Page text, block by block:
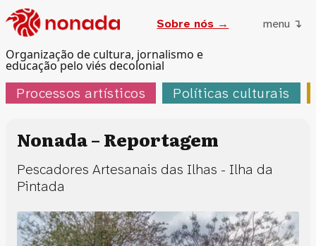
Organização de cultura, jornalismo e
educação pelo viés decolonial
Sobre nós → menu ↴
Processos artísticos Políticas culturais
Nonada – Reportagem
Pescadores Artesanais das Ilhas - Ilha da
Pintada